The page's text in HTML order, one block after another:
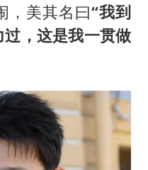
，美其名曰“我到
，这是我一贯做